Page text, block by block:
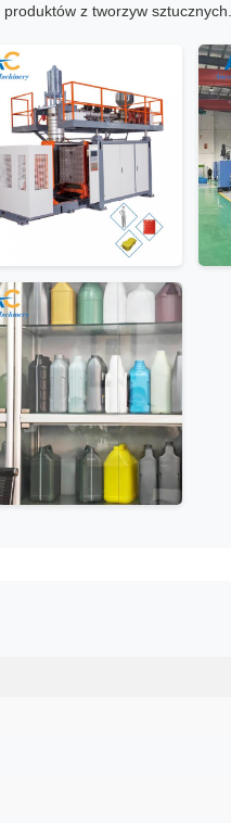
z tworzyw sztucznych.